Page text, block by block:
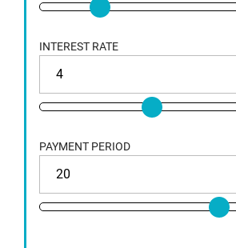
INTEREST RATE
PAYMENT PERIOD